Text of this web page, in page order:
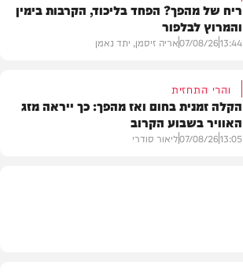
ריח של מהפך? הפחד בליכוד, הקרבות בימין
והמרוץ לבלפור
13:44
07/08/26אריה זיסמן, יתד נאמן
והרי התחזית
הקלה זמנית בחום ואז מהפך: כך ייראה מזג
האוויר בשבוע הקרוב
13:05
07/08/26ליאור סודרי